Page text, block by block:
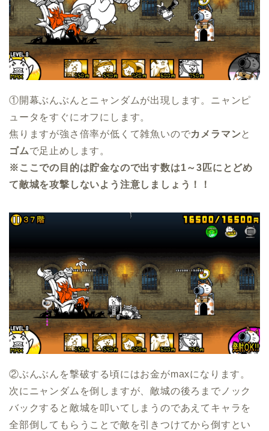
①開幕ぶんぶんとニャンダムが出現します。ニャンピ
ュータをすぐにオフにします。
焦りますが強さ倍率が低くて雑魚いのでカメラマンと
ゴムで足止めします。
※ここでの目的は貯金なので出す数は1～3匹にとどめ
て敵城を攻撃しないよう注意しましょう！！
②ぶんぶんを撃破する頃にはお金がmaxになります。
次にニャンダムを倒しますが、敵城の後ろまでノック
バックすると敵城を叩いてしまうのであえてキャラを
全部倒してもらうことで敵を引きつけてから倒すとい